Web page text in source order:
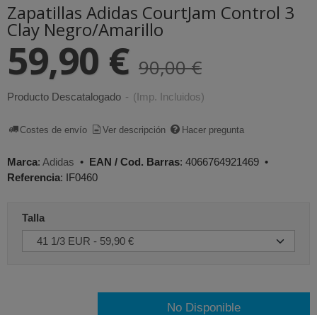
Zapatillas Adidas CourtJam Control 3
Clay Negro/Amarillo
59,90 € 90,00 €
Producto Descatalogado - (Imp. Incluidos)
Costes de envío Ver descripción Hacer pregunta
Marca: Adidas • EAN / Cod. Barras: 4066764921469 •
Referencia: IF0460
Talla
No Disponible